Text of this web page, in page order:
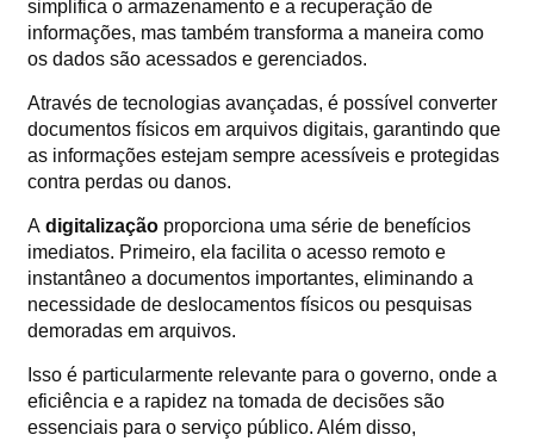
simplifica o armazenamento e a recuperação de
informações, mas também transforma a maneira como
os dados são acessados e gerenciados.
Através de tecnologias avançadas, é possível converter
documentos físicos em arquivos digitais, garantindo que
as informações estejam sempre acessíveis e protegidas
contra perdas ou danos.
A digitalização proporciona uma série de benefícios
imediatos. Primeiro, ela facilita o acesso remoto e
instantâneo a documentos importantes, eliminando a
necessidade de deslocamentos físicos ou pesquisas
demoradas em arquivos.
Isso é particularmente relevante para o governo, onde a
eficiência e a rapidez na tomada de decisões são
essenciais para o serviço público. Além disso,